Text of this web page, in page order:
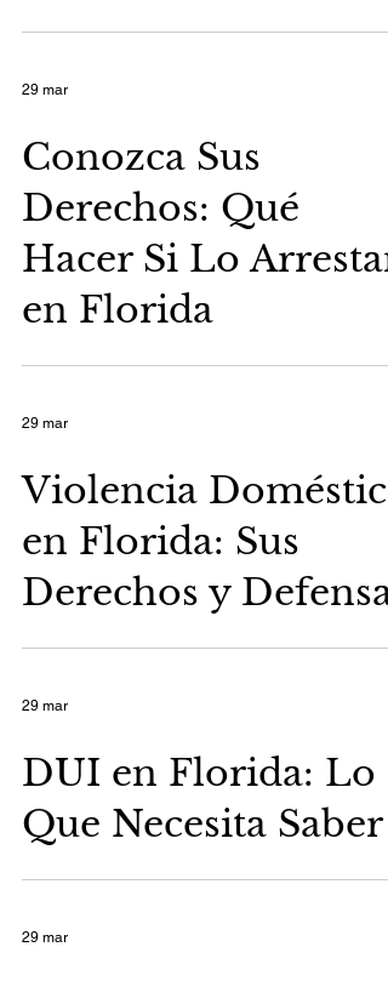
29 mar
Conozca Sus
Derechos: Qué
Hacer Si Lo Arrestan
en Florida
29 mar
Violencia Doméstica
en Florida: Sus
Derechos y Defensa
29 mar
DUI en Florida: Lo
Que Necesita Saber
29 mar